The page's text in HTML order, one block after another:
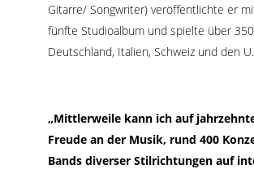
Gitarre/ Songwriter) veröffentlichte er
fünfte Studioalbum und spielte über
Deutschland, Italien, Schweiz und den
„Mittlerweile kann ich auf
Freude an der Musik, rund 400
Bands diverser Stilrichtungen auf